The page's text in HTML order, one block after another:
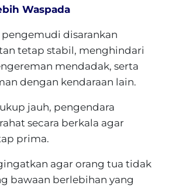
Waspada
pengemudi disarankan
tetap stabil, menghindari
mendadak, serta
dengan kendaraan lain.
jauh, pengendara
secara berkala agar
prima.
agar orang tua tidak
bawaan berlebihan yang